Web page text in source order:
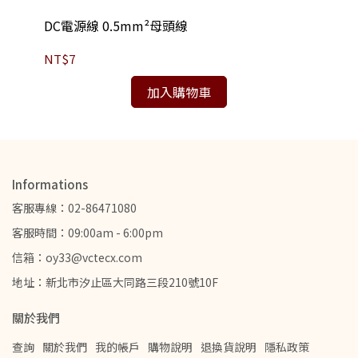
DC電源線 0.5mm²母頭線
NT$7
加入購物車
Informations
客服專線：02-86471080
客服時間：09:00am - 6:00pm
信箱：oy33@vctecx.com
地址：新北市汐止區大同路三段210號10F
關於我們
查詢 關於我們 我的帳戶 購物說明 退換貨說明 隱私政策